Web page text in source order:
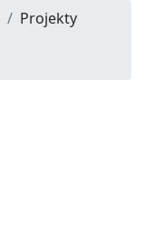
Projekty